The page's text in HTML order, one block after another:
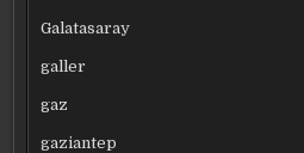
Galatasaray
galler
gaz
gaziantep